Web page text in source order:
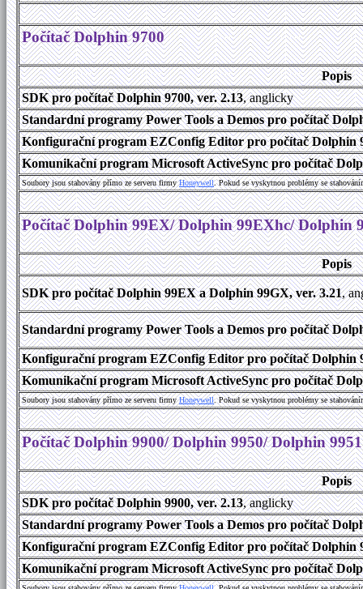
Počítač Dolphin 9700
Popis
SDK pro počítač Dolphin 9700, ver. 2.13, anglicky
Standardní programy Power Tools a Demos pro počítač
Konfigurační program EZConfig Editor pro počítač Dolphin
Komunikační program Microsoft ActiveSync pro počítač
Soubory jsou stahovány přímo ze serveru firmyHoneywell. Pokud se vyskytnou problémy se
Počítač Dolphin 99EX/ Dolphin 99EXhc/ Dolphin
Popis
SDK pro počítač Dolphin 99EX a Dolphin 99GX, ver. 3.21,
Standardní programy Power Tools a Demos pro počítač
Konfigurační program EZConfig Editor pro počítač Dolphin
Komunikační program Microsoft ActiveSync pro počítač
Soubory jsou stahovány přímo ze serveru firmyHoneywell. Pokud se vyskytnou problémy se
Počítač Dolphin 9900/ Dolphin 9950/ Dolphin 9951
Popis
SDK pro počítač Dolphin 9900, ver. 2.13, anglicky
Standardní programy Power Tools a Demos pro počítač
Konfigurační program EZConfig Editor pro počítač Dolphin
Komunikační program Microsoft ActiveSync pro počítač